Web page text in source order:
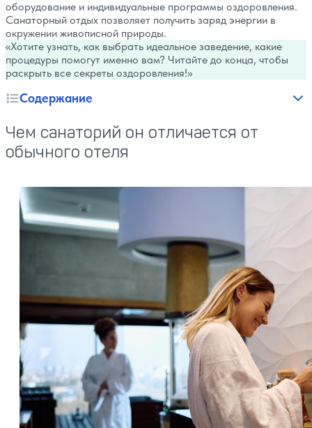
Санатории
Реки и озера
Святые места
оборудование и индивидуальные программы оздоровления.
Санаторный отдых позволяет получить заряд энергии в
окружении живописной природы.
Хотите узнать, как выбрать идеальное заведение, какие
процедуры помогут именно вам? Читайте до конца, чтобы
раскрыть все секреты оздоровления!
Содержание
Чем санаторий он отличается от
обычного отеля